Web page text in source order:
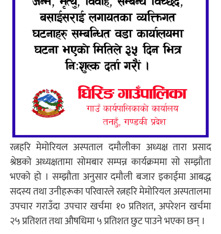
रत्नहरि मेमोरियल अस्पताल दमौलीका अध्यक्ष तारा प्रसाद
श्रेष्ठको अध्यक्षतामा सोमबार सम्पन्न कार्यक्रममा सो सम्झौता
भएको हो । सम्झौता अनुसार दमौली बजार इकाईमा आबद्ध
सदस्य तथा उनीहरूका परिवारले रत्नहरि मेमोरियल अस्पतालमा
उपचार गराउँदा उपचार खर्चमा १० प्रतिशत, अपरेशन खर्चमा
२५ प्रतिशत तथा औषधिमा ५ प्रतिशत छुट पाउने भएका छन् ।